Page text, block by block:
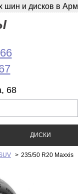
и дисков в
68
ДИСКИ
> 235/50 R20 Maxxis